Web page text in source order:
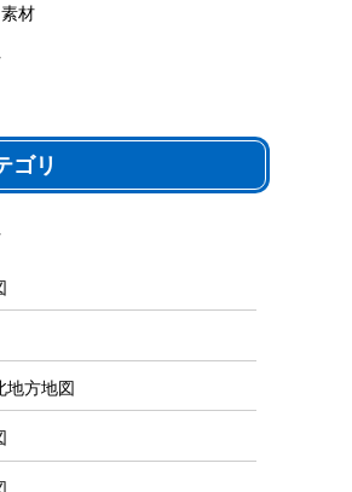
材
ゴリ
地方地図